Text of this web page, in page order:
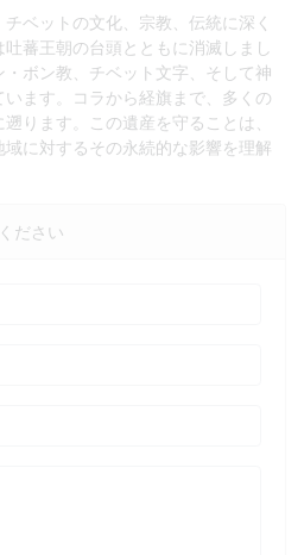
ベットの文化、宗教、伝統に深く
蕃王朝の台頭とともに消滅しまし
ボン教、チベット文字、そして神
ます。コラから経旗まで、多くの
ります。この遺産を守ることは、
に対するその永続的な影響を理解
ださい